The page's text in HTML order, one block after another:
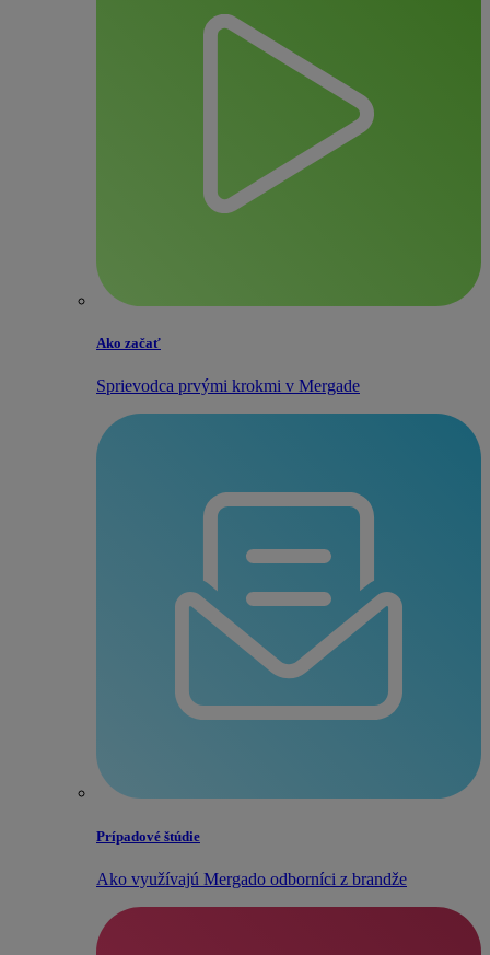
Ako začať
Sprievodca prvými krokmi v Mergade
Prípadové štúdie
Ako využívajú Mergado odborníci z brandže